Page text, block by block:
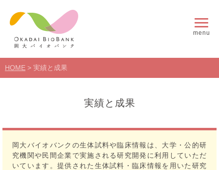
menu
HOME > 実績と成果
実績と成果
岡大バイオバンクの生体試料や臨床情報は、大学・公的研
究機関や民間企業で実施される研究開発に利用していただ
いています。提供された生体試料・臨床情報を用いた研究